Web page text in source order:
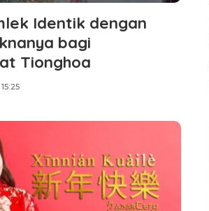
Identik dengan
bagi
Tionghoa